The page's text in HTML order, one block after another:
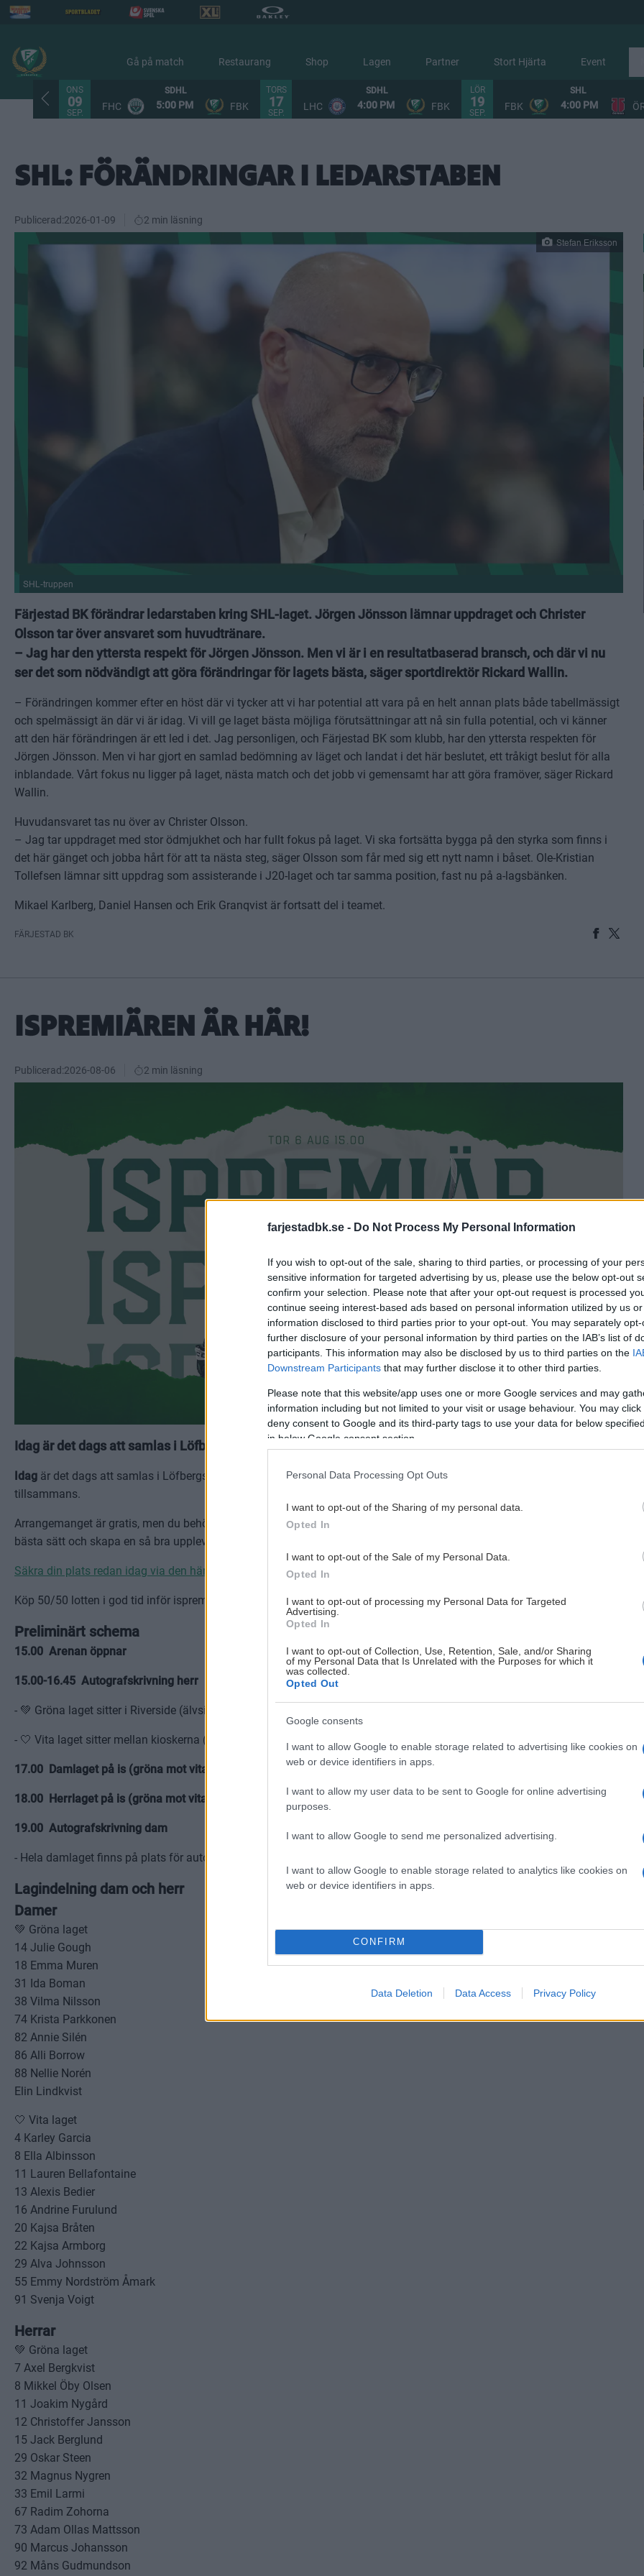
farjestadbk.se - Do Not Process My Personal Information
If you wish to opt-out of the sale, sharing to third parties, or processing of your
sensitive information for targeted advertising by us, please use the below opt-out
confirm your selection. Please note that after your opt-out request is processed
continue seeing interest-based ads based on personal information utilized by us
information disclosed to third parties prior to your opt-out. You may separately
further disclosure of your personal information by third parties on the IAB’s list of
participants. This information may also be disclosed by us to third parties on the
Downstream Participants that may further disclose it to other third parties.
Please note that this website/app uses one or more Google services and may
information including but not limited to your visit or usage behaviour. You may
deny consent to Google and its third-party tags to use your data for below
in below Google consent section.
Personal Data Processing Opt Outs
I want to opt-out of the Sharing of my personal data.
Opted In
I want to opt-out of the Sale of my Personal Data.
Opted In
I want to opt-out of processing my Personal Data for Targeted
Advertising.
Opted In
I want to opt-out of Collection, Use, Retention, Sale, and/or Sharing
of my Personal Data that Is Unrelated with the Purposes for which it
was collected.
Opted Out
Google consents
I want to allow Google to enable storage related to advertising like cookies on
web or device identifiers in apps.
I want to allow my user data to be sent to Google for online advertising
purposes.
I want to allow Google to send me personalized advertising.
I want to allow Google to enable storage related to analytics like cookies on
web or device identifiers in apps.
CONFIRM
Data Deletion Data Access Privacy Policy
Gå på match Restaurang Shop Lagen Partner Stort Hjärta Event
ONS
09
SEP.
SDHL
FHC 5:00 PM FBK
TORS
17
SEP.
SDHL
LHC 4:00 PM FBK
LÖR
19
SEP.
SHL
FBK 4:00 PM
SHL: FÖRÄNDRINGAR I LEDARSTABEN
Publicerad:2026-01-09 2 min läsning
Stefan Eriksson
SHL-truppen
Färjestad BK förändrar ledarstaben kring SHL-laget. Jörgen Jönsson lämnar uppdraget och Christer
Olsson tar över ansvaret som huvudtränare.
– Jag har den yttersta respekt för Jörgen Jönsson. Men vi är i en resultatbaserad bransch, och där vi nu
ser det som nödvändigt att göra förändringar för lagets bästa, säger sportdirektör Rickard Wallin.
– Förändringen kommer efter en höst där vi tycker att vi har potential att vara på en helt annan plats både tabellmässigt
och spelmässigt än där vi är idag. Vi vill ge laget bästa möjliga förutsättningar att nå sin fulla potential, och vi känner
att den här förändringen är ett led i det. Jag personligen, och Färjestad BK som klubb, har den yttersta respekten för
Jörgen Jönsson. Men vi har gjort en samlad bedömning av läget och landat i det här beslutet, ett tråkigt beslut för alla
inblandade. Vårt fokus nu ligger på laget, nästa match och det jobb vi gemensamt har att göra framöver, säger Rickard
Wallin.
Huvudansvaret tas nu över av Christer Olsson.
– Jag tar uppdraget med stor ödmjukhet och har fullt fokus på laget. Vi ska fortsätta bygga på den styrka som finns i
det här gänget och jobba hårt för att ta nästa steg, säger Olsson som får med sig ett nytt namn i båset. Ole-Kristian
Tollefsen lämnar sitt uppdrag som assisterande i J20-laget och tar samma position, fast nu på a-lagsbänken.
Mikael Karlberg, Daniel Hansen och Erik Granqvist är fortsatt del i teamet.
FÄRJESTAD BK
ISPREMIÄREN ÄR HÄR!
Publicerad:2026-08-06 2 min läsning
Idag är det dags att samlas i Löfbergs Arena igen. Här är all användbar info.
Idag är det dags att samlas i Löfbergs Arena igen. Vi ser fram emot att välkomna alla supportrar till en härlig dag
tillsammans.
Arrangemanget är gratis, men du behöver boka en biljett för att komma in. Det gör vi för att kunna planera dagen på
bästa sätt och skapa en så bra upplevelse som möjligt för alla som är på plats.
Säkra din plats redan idag via den här länken.
Köp 50/50 lotten i god tid inför ispremiären. Se vad potten är uppe i redan nu!
Preliminärt schema
15.00 Arenan öppnar
15.00-16.45 Autografskrivning herr
- 💚 Gröna laget sitter i Riverside (älvsidan)
- 🤍 Vita laget sitter mellan kioskerna (travsidan)
17.00 Damlaget på is (gröna mot vita)
18.00 Herrlaget på is (gröna mot vita)
19.00 Autografskrivning dam
- Hela damlaget finns på plats för autografskrivning i entréhallen.
Lagindelning dam och herr
Damer
💚 Gröna laget
14 Julie Gough
18 Emma Muren
31 Ida Boman
38 Vilma Nilsson
74 Krista Parkkonen
82 Annie Silén
86 Alli Borrow
88 Nellie Norén
Elin Lindkvist
🤍 Vita laget
4 Karley Garcia
8 Ella Albinsson
11 Lauren Bellafontaine
13 Alexis Bedier
16 Andrine Furulund
20 Kajsa Bråten
22 Kajsa Armborg
29 Alva Johnsson
55 Emmy Nordström Åmark
91 Svenja Voigt
Herrar
💚 Gröna laget
7 Axel Bergkvist
8 Mikkel Öby Olsen
11 Joakim Nygård
12 Christoffer Jansson
15 Jack Berglund
29 Oskar Steen
32 Magnus Nygren
33 Emil Larmi
67 Radim Zohorna
73 Adam Ollas Mattsson
90 Marcus Johansson
92 Måns Gudmundson